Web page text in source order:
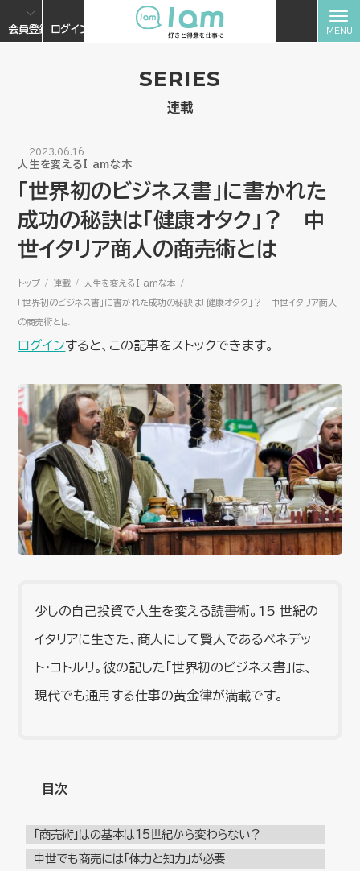
会員登録 ログイン
SERIES
連載
2023.06.16
人生を変えるI amな本
「世界初のビジネス書」に書かれた
成功の秘訣は「健康オタク」？ 中
世イタリア商人の商売術とは
トップ 連載 人生を変えるI amな本
「世界初のビジネス書」に書かれた成功の秘訣は「健康オタク」？ 中世イタリア商人
の商売術とは
ログインすると、この記事をストックできます。
少しの自己投資で人生を変える読書術。15 世紀の
イタリアに生きた、商人にして賢人であるベネデッ
ト・コトルリ。彼の記した「世界初のビジネス書」は、
現代でも通用する仕事の黄金律が満載です。
目次
「商売術」はの基本は15世紀から変わらない？
中世でも商売には「体力と知力」が必要